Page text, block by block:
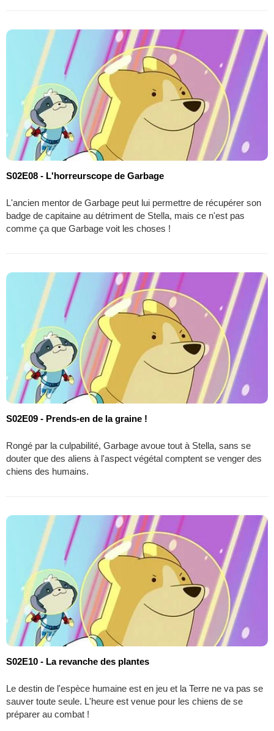
S02E08 - L'horreurscope de Garbage
L'ancien mentor de Garbage peut lui permettre de récupérer son
badge de capitaine au détriment de Stella, mais ce n'est pas
comme ça que Garbage voit les choses !
S02E09 - Prends-en de la graine !
Rongé par la culpabilité, Garbage avoue tout à Stella, sans se
douter que des aliens à l'aspect végétal comptent se venger des
chiens des humains.
S02E10 - La revanche des plantes
Le destin de l'espèce humaine est en jeu et la Terre ne va pas se
sauver toute seule. L'heure est venue pour les chiens de se
préparer au combat !